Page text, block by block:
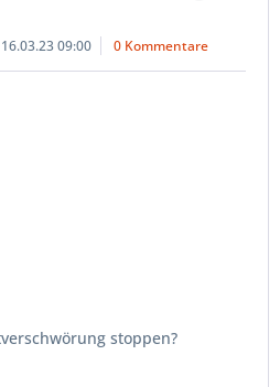
16.03.23 09:00 0 Kommentare
stoppen?